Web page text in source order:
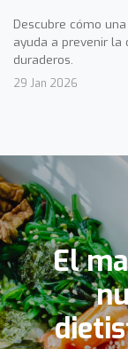
Descubre cómo
ayuda a prevenir la
duraderos.
29 Jan 2026
El